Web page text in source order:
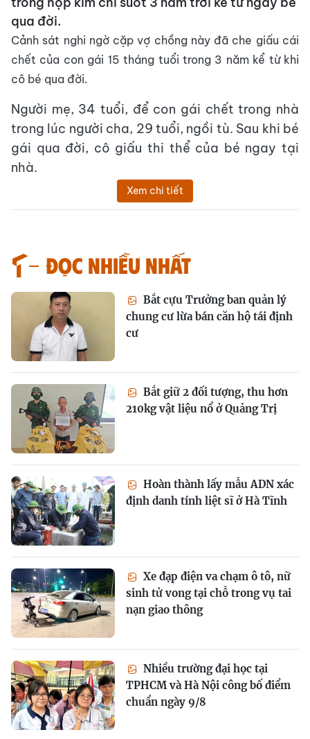
qua đời.
Cảnh sát nghi ngờ cặp vợ chồng này đã che giấu cái
chết của con gái 15 tháng tuổi trong 3 năm kể từ khi
cô bé qua đời.
Người mẹ, 34 tuổi, để con gái chết trong nhà
trong lúc người cha, 29 tuổi, ngồi tù. Sau khi bé
gái qua đời, cô giấu thi thể của bé ngay tại
nhà.
Xem chi tiết
Đọc nhiều nhất
Bắt cựu Trưởng ban quản lý
chung cư lừa bán căn hộ tái định
cư
Bắt giữ 2 đối tượng, thu hơn
210kg vật liệu nổ ở Quảng Trị
Hoàn thành lấy mẫu ADN xác
định danh tính liệt sĩ ở Hà Tĩnh
Xe đạp điện va chạm ô tô, nữ
sinh tử vong tại chỗ trong vụ tai
nạn giao thông
Nhiều trường đại học tại
TPHCM và Hà Nội công bố điểm
chuẩn ngày 9/8